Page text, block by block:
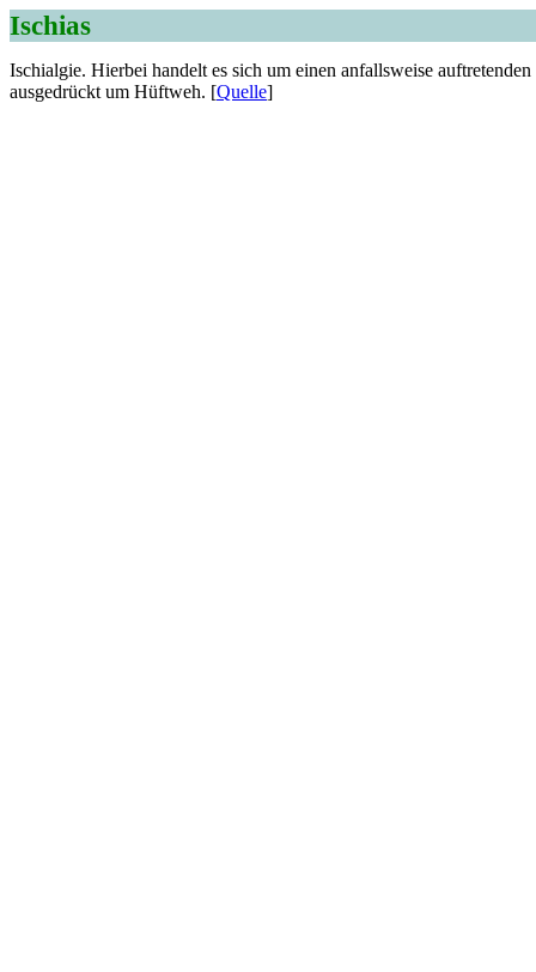
Ischias
Ischialgie. Hierbei handelt es sich um einen anfallsweise
ausgedrückt um Hüftweh. [Quelle]